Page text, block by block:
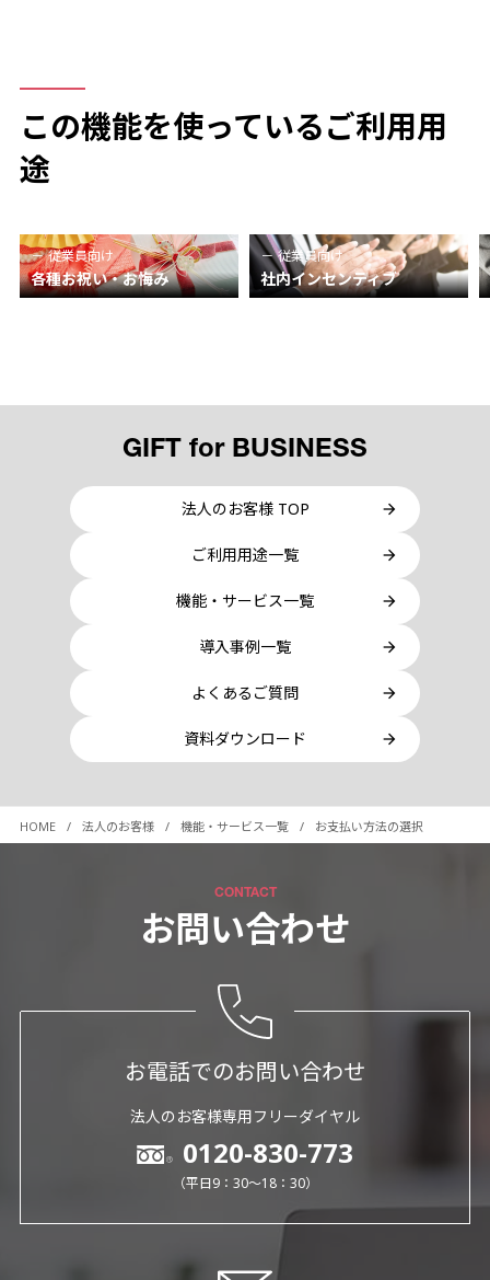
この機能を使っているご利用用
途
従業員向け
各種お祝い・お悔み
従業員向け
社内インセンティブ
GIFT for BUSINESS
法人のお客様 TOP
ご利用用途一覧
機能・サービス一覧
導入事例一覧
よくあるご質問
資料ダウンロード
HOME 法人のお客様 機能・サービス一覧 お支払い方法の選択
CONTACT
お問い合わせ
お電話でのお問い合わせ
法人のお客様専用フリーダイヤル
0120-830-773
（平日9：30～18：30）